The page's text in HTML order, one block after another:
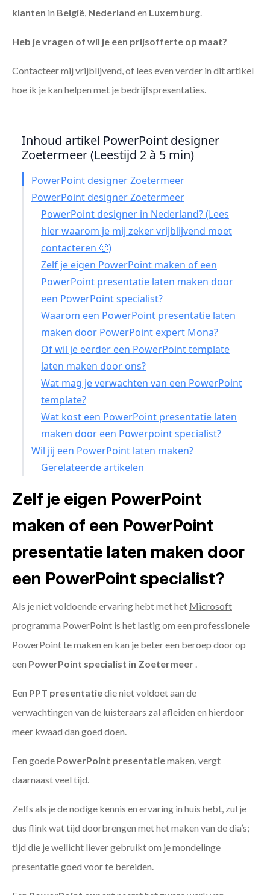
klanten in België, Nederland en Luxemburg.
Heb je vragen of wil je een prijsofferte op maat?
Contacteer mij vrijblijvend, of lees even verder in dit artikel
hoe ik je kan helpen met je bedrijfspresentaties.
Inhoud artikel PowerPoint designer
Zoetermeer (Leestijd 2 à 5 min)
PowerPoint designer Zoetermeer
PowerPoint designer Zoetermeer
PowerPoint designer in Nederland? (Lees
hier waarom je mij zeker vrijblijvend moet
contacteren 🙂)
Zelf je eigen PowerPoint maken of een
PowerPoint presentatie laten maken door
een PowerPoint specialist?
Waarom een PowerPoint presentatie laten
maken door PowerPoint expert Mona?
Of wil je eerder een PowerPoint template
laten maken door ons?
Wat mag je verwachten van een PowerPoint
template?
Wat kost een PowerPoint presentatie laten
maken door een Powerpoint specialist?
Wil jij een PowerPoint laten maken?
Gerelateerde artikelen
Zelf je eigen PowerPoint
maken of een PowerPoint
presentatie laten maken door
een PowerPoint specialist?
Als je niet voldoende ervaring hebt met het Microsoft
programma PowerPoint is het lastig om een professionele
PowerPoint te maken en kan je beter een beroep door op
een PowerPoint specialist in Zoetermeer .
Een PPT presentatiedie niet voldoet aan de
verwachtingen van de luisteraars zal afleiden en hierdoor
meer kwaad dan goed doen.
Een goede PowerPoint presentatiemaken, vergt
daarnaast veel tijd.
Zelfs als je de nodige kennis en ervaring in huis hebt, zul je
dus flink wat tijd doorbrengen met het maken van de dia’s;
tijd die je wellicht liever gebruikt om je mondelinge
presentatie goed voor te bereiden.